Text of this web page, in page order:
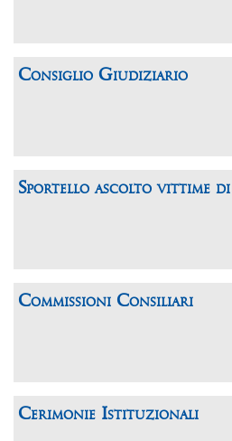
Consiglio Giudiziario
Sportello ascolto vittime
Commissioni Consiliari
Cerimonie Istituzionali